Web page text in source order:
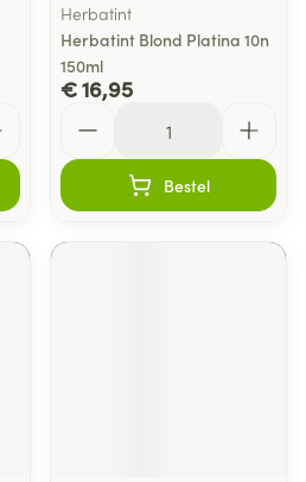
Herbatint
Herbatint Blond Platina 10n
150ml
€ 16,95
Bestel